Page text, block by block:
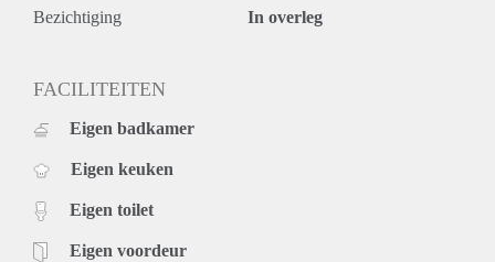
Bezichtiging In overleg
FACILITEITEN
Eigen badkamer
Eigen keuken
Eigen toilet
Eigen voordeur